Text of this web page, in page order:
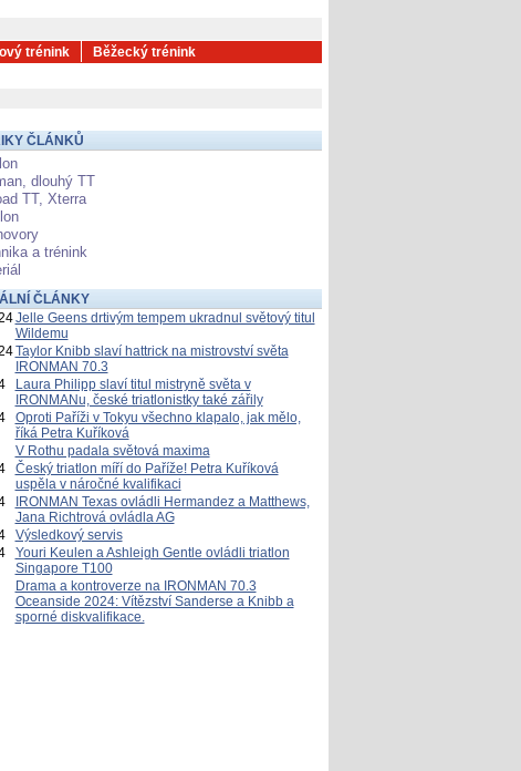
trénink Běžecký trénink
ČLÁNKŮ
dlouhý TT
TT, Xterra
a trénink
ČLÁNKY
Jelle Geens drtivým tempem ukradnul světový titul
Wildemu
Taylor Knibb slaví hattrick na mistrovství světa
IRONMAN 70.3
Laura Philipp slaví titul mistryně světa v
IRONMANu, české triatlonistky také zářily
Oproti Paříži v Tokyu všechno klapalo, jak mělo,
říká Petra Kuříková
V Rothu padala světová maxima
Český triatlon míří do Paříže! Petra Kuříková
uspěla v náročné kvalifikaci
IRONMAN Texas ovládli Hermandez a Matthews,
Jana Richtrová ovládla AG
Výsledkový servis
Youri Keulen a Ashleigh Gentle ovládli triatlon
Singapore T100
Drama a kontroverze na IRONMAN 70.3
Oceanside 2024: Vítězství Sanderse a Knibb a
sporné diskvalifikace.